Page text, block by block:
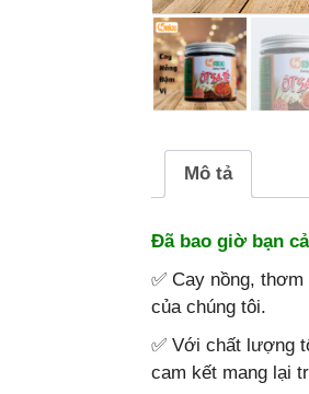
Mô tả
Đã bao giờ bạn
✅ Cay nồng,
của chúng tôi.
✅ Với chất lượng
cam kết mang lại